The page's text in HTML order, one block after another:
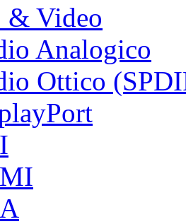
& Video
Analogico
Ottico